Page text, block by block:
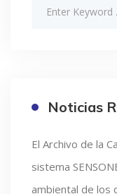
Noticias
El Archivo de la
sistema
ambiental de los